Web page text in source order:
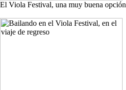
El Viola Festival, una muy buena opción